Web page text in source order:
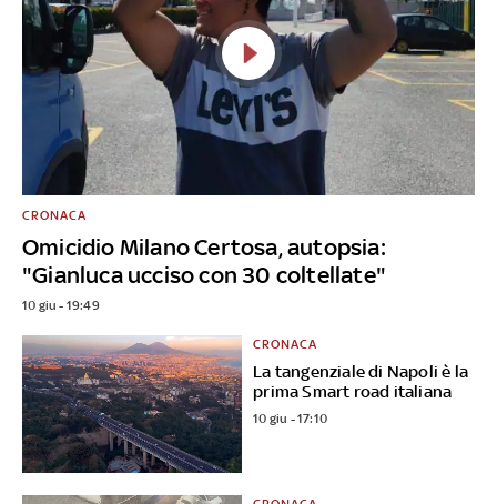
Omicidio Milano Certosa, autopsia:
"Gianluca ucciso con 30 coltellate"
CRONACA
10 giu - 19:49
La tangenziale di Napoli è la
prima Smart road italiana
CRONACA
10 giu - 17:10